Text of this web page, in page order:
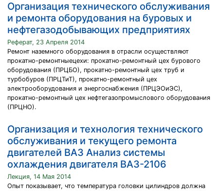
Организация технического обслуживания
и ремонта оборудования на буровых и
нефтегазодобывающих предприятиях
Реферат, 23 Апреля 2014
Ремонт наземного оборудования в отрасли осуществляют
прокатно-ремонтныецехи: прокатно-ремонтный цех бурового
оборудования (ПРЦБО), прокатно-ремонтный цех труб и
турбобуров (ПРЦТиТ), прокатно-ремонтный цех
электрооборудования и энергоснабжения (ПРЦЭОиЭС),
прокатно-ремонтный цех нефтегазопромыслового оборудования
(ПРЦНО).
Организация и технология технического
обслуживания и текущего ремонта
двигателей ВАЗ Анализ системы
охлаждения двигателя ВАЗ-2106
Лекция, 14 Мая 2014
Опыт показывает, что температура головки цилиндров должна